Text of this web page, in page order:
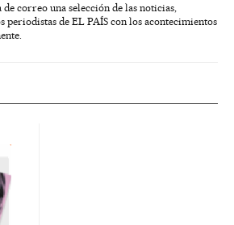
de correo una selección de las noticias,
periodistas de EL PAÍS con los acontecimientos